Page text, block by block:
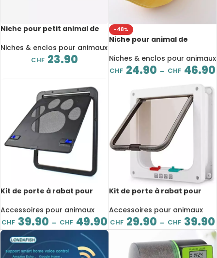
Niche pour petit animal de
cochon d’inde
Niches & enclos pour animaux
CHF 23.90
-48%
Niche pour animal de
banane, 40 à 90 cm
Niches & enclos pour animaux
CHF 24.90 – CHF 46.90
Kit de porte à rabat pour
verrouillable magnétique,
facile à installer
Accessoires pour animaux
CHF 39.90 – CHF 49.90
Kit de porte à rabat pour
différentes tailles
Accessoires pour animaux
CHF 29.90 – CHF 39.90